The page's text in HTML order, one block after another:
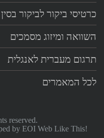
כרטיסי ביקור לביקור בסין
השוואה ומיזוג מסמכים
תרגום מעברית לאנגלית
לכל המאמרים
reserved.
by EOI Web Like This!